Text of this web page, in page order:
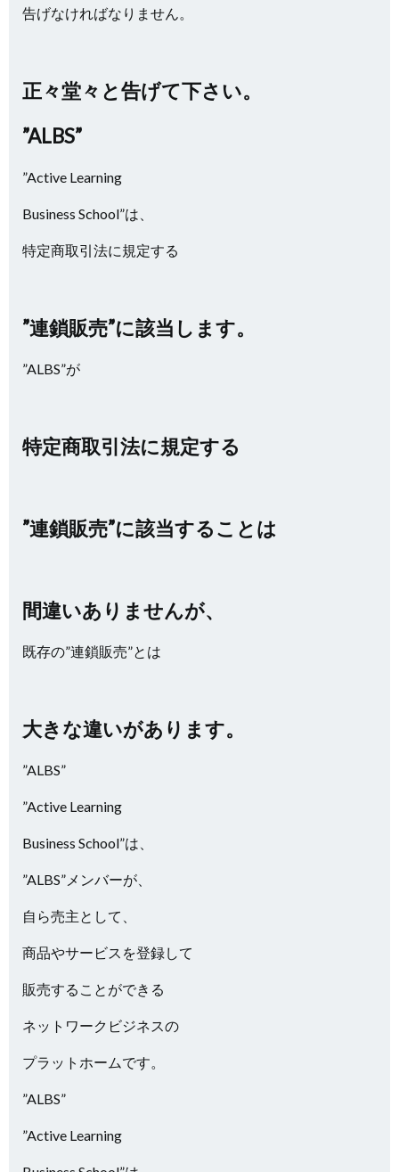
告げなければなりません。
正々堂々と告げて下さい。
”ALBS”
”Active Learning
Business School”は、
特定商取引法に規定する
”連鎖販売”に該当します。
”ALBS”が
特定商取引法に規定する
”連鎖販売”に該当することは
間違いありませんが、
既存の”連鎖販売”とは
大きな違いがあります。
”ALBS”
”Active Learning
Business School”は、
”ALBS”メンバーが、
自ら売主として、
商品やサービスを登録して
販売することができる
ネットワークビジネスの
プラットホームです。
”ALBS”
”Active Learning